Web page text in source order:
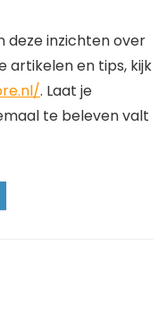
deze inzichten over
artikelen en tips, kijk
. Laat je
te beleven valt